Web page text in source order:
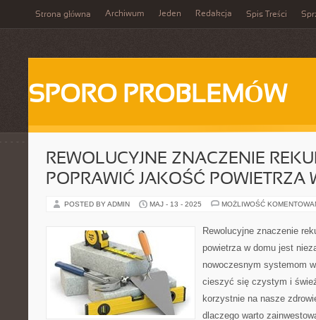
Strona główna Archiwum Jeden Redakcja Spis Treści
SPORO PROBLEMÓW
REWOLUCYJNE ZNACZENIE
POPRAWIĆ JAKOŚĆ POWIETRZA
POSTED BY ADMIN MAJ - 13 - 2025 MOŻLIWOŚĆ
Rewolucyjne znaczenie
powietrza w domu jest
nowoczesnym systemom
cieszyć się czystym i
korzystnie na nasze
dlaczego warto